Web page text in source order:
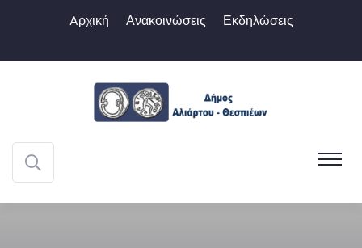
Aρχική Ανακοινώσεις Εκδηλώσεις